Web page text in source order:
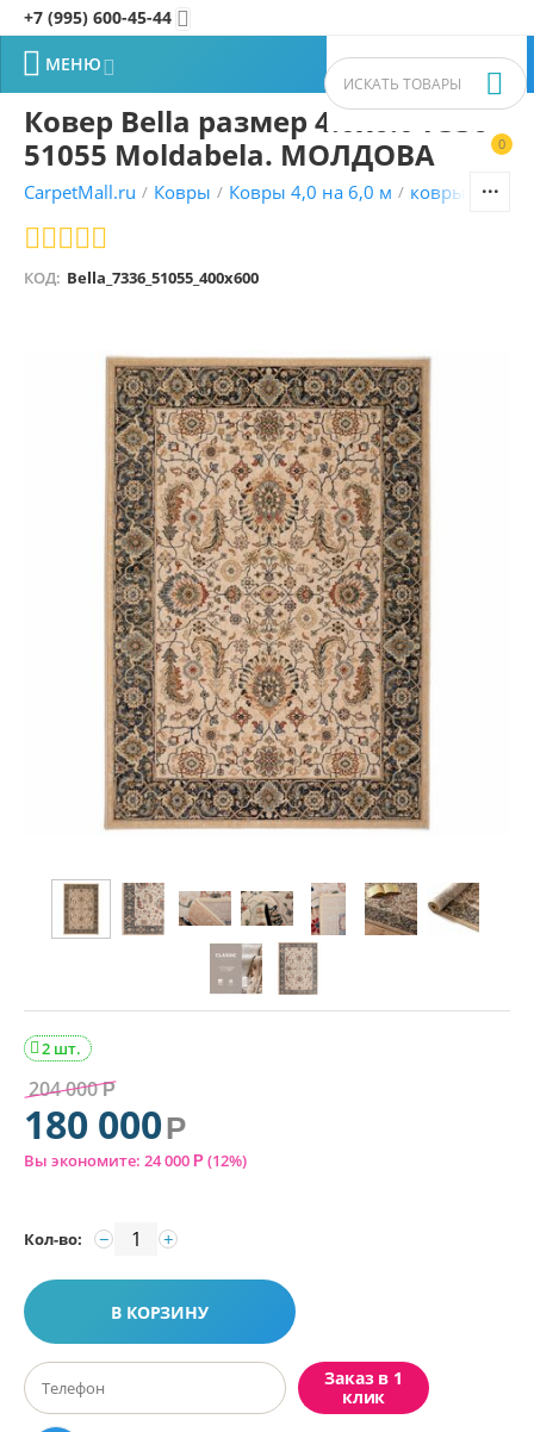
+7 (995) 600-45-44 
0


 МЕНЮ
Ковер Bella размер 4.0x6.0 7336
51055 Moldabela. МОЛДОВА
CarpetMall.ru / Ковры / Ковры 4,0 на 6,0 м / ковры
КОД: Bella_7336_51055_400x600
2 шт.

204 000 Р
180 000Р
Вы экономите: 24 000 Р (12%)
Кол-во: +
−
В КОРЗИНУ
Заказ в 1
клик